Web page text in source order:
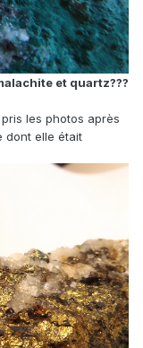
et quartz???
les photos après
dont elle était